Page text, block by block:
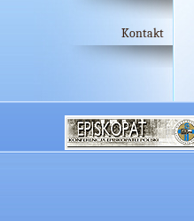
Kontakt